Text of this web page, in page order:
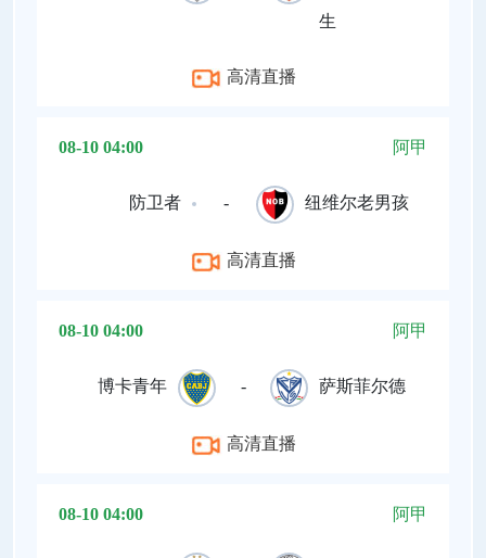
生
高清直播
08-10 04:00 阿甲
防卫者 - 纽维尔老男孩
高清直播
08-10 04:00 阿甲
博卡青年 - 萨斯菲尔德
高清直播
08-10 04:00 阿甲